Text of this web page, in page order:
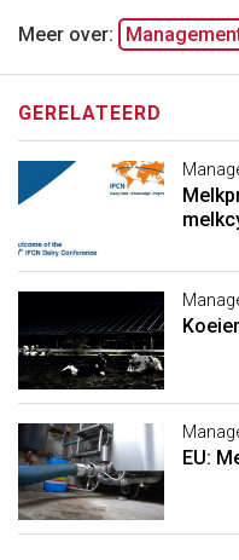
Meer over:
GERELATEERD
EU: